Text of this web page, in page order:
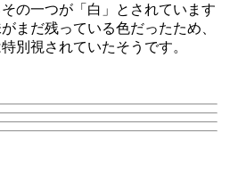
の一つが「白」とされています
まだ残っている色だったため、
別視されていたそうです。